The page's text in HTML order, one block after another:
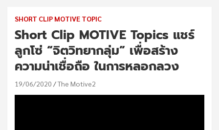
SHORT CLIP MOTIVE TOPIC
Short Clip MOTIVE Topics แชร์
ลูกโซ่ “จิตวิทยากลุ่ม” เพื่อสร้าง
ความน่าเชื่อถือ ในการหลอกลวง
19/06/2020 The Motive2